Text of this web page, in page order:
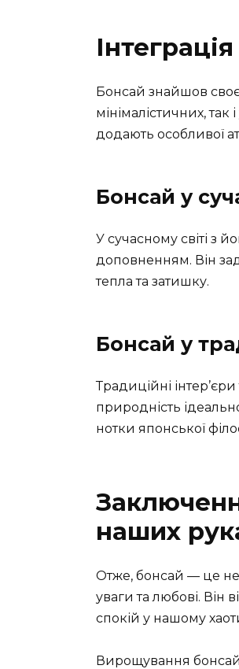
Бонсай знайшов своє
мінімалістичних,
додають особливої
Бонсай у
У сучасному світі з
доповненням. Він
тепла та затишку.
Бонсай у
Традиційні
природність
нотки японської
наших
Отже, бонсай — це не
уваги та любові. Він
спокій у нашому
Вирощування